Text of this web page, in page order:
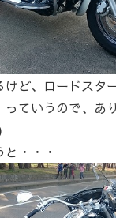
けど、ロードスタ
っていうので、あ
・・・